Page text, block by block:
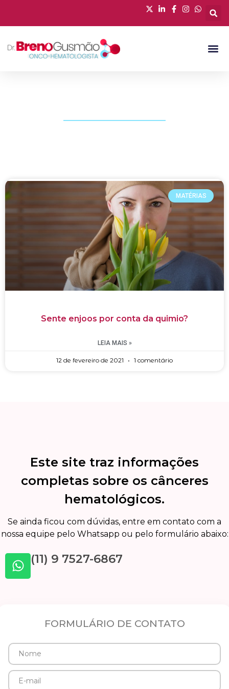
MATÉRIAS
Sente enjoos por conta da quimio?
LEIA MAIS »
12 de fevereiro de 2021 1 comentário
Este site traz informações
completas sobre os cânceres
hematológicos.
Se ainda ficou com dúvidas, entre em contato com a
nossa equipe pelo Whatsapp ou pelo formulário abaixo:
(11) 9 7527-6867
FORMULÁRIO DE CONTATO
Nome